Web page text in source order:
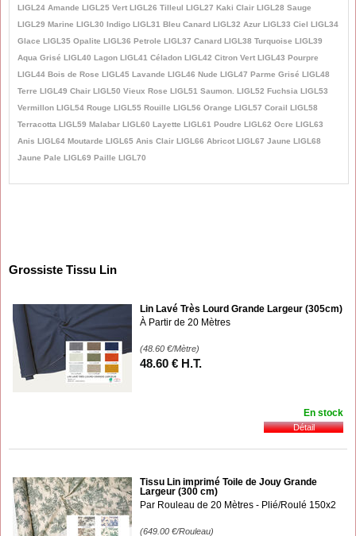
LIGL24 Amande LIGL25 Vert LIGL26 Tilleul LIGL27 Kaki Clair LIGL28 Sauge
LIGL29 Marine LIGL30 Indigo LIGL31 Bleu Canard LIGL32 Azur LIGL33 Ciel LIGL34
Glace LIGL35 Opalite LIGL36 Petrole LIGL37 Canard LIGL38 Turquoise LIGL39
Aqua Grisé LIGL40 Lagon LIGL41 Céladon LIGL42 Citron Vert LIGL43 Pourpre
LIGL44 Bois de Rose LIGL45 Lavande LIGL46 Nude LIGL47 Parme Grisé LIGL48
Terre LIGL49 Chair LIGL50 Vieux Rose LIGL51 Saumon. LIGL52 Fuchsia LIGL53
Vermillon LIGL54 Rouge LIGL55 Rouille LIGL56 Orange LIGL57 Corail LIGL58
Terracotta LIGL59 Malabar LIGL60 Layette LIGL61 Poudre LIGL62 Ocre LIGL63
Anis LIGL64 Moutarde LIGL65 Anis Clair LIGL66 Abricot LIGL67 Jaune LIGL68
Jaune Pale LIGL69 Paille LIGL70
Grossiste Tissu Lin
Lin Lavé Très Lourd Grande Largeur (305cm)
À Partir de 20 Mètres
(48.60 €/Mètre)
48.60 € H.T.
En stock
Tissu Lin imprimé Toile de Jouy Grande
Largeur (300 cm)
Par Rouleau de 20 Mètres - Plié/Roulé 150x2
(649.00 €/Rouleau)